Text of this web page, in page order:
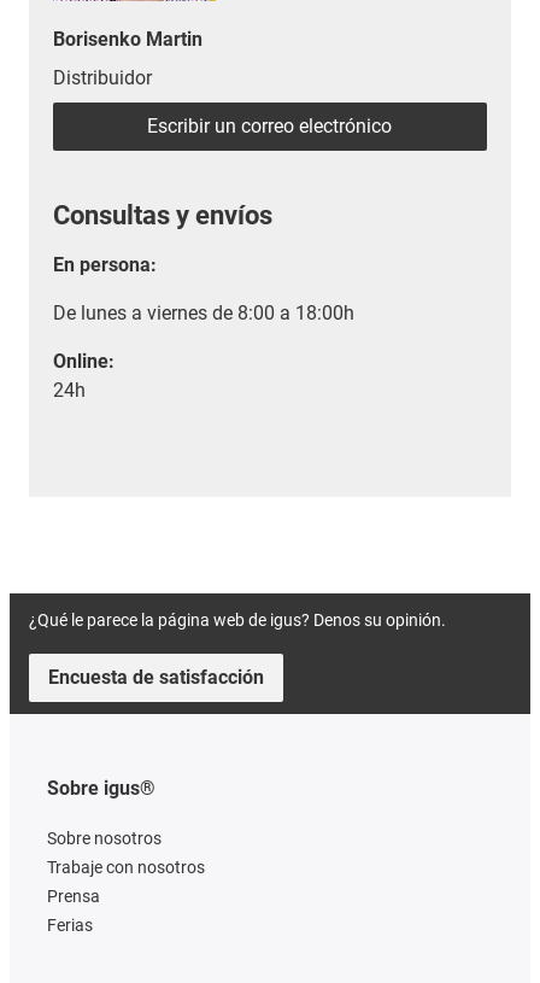
Borisenko Martin
Distribuidor
Escribir un correo electrónico
Consultas y envíos
En persona:
De lunes a viernes de 8:00 a 18:00h
Online:
24h
¿Qué le parece la página web de igus? Denos su opinión.
Encuesta de satisfacción
Sobre igus®
Sobre nosotros
Trabaje con nosotros
Prensa
Ferias